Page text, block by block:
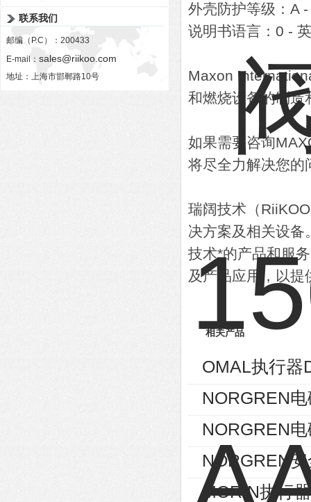
联系我们
邮编（P.C）：200433
E-mail： sales@riikoo.com
地址：上海市邯郸路10号
外壳防护等级：A
说明书语言：0 -
Maxon
和燃烧设备的制造
如果需要咨询
将尽全力解决您的
瑞阔技术（
决方案及相关设备
技术*的产品和服
及产品应用，以提
相关产品
OMAL执行器
NORGREN
NORGREN
NORGREN
MORIN执行